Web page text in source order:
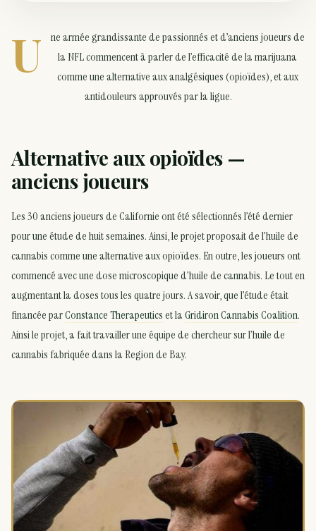
U
ne armée grandissante de passionnés et d’anciens joueurs de
la NFL commencent à parler de l’efficacité de la marijuana
comme une alternative aux analgésiques (opioïdes), et aux
antidouleurs approuvés par la ligue.
Alternative aux opioïdes —
anciens joueurs
Les 30 anciens joueurs de Californie ont été sélectionnés l’été dernier
pour une étude de huit semaines. Ainsi, le projet proposait de l’huile de
cannabis comme une alternative aux opioïdes. En outre, les joueurs ont
commencé avec une dose microscopique d’huile de cannabis. Le tout en
augmentant la doses tous les quatre jours. A savoir, que l’étude était
financée parConstance Therapeuticset laGridiron Cannabis Coalition.
Ainsi le projet, a fait travailler une équipe de chercheur sur l’huile de
cannabis fabriquée dans la Region de Bay.